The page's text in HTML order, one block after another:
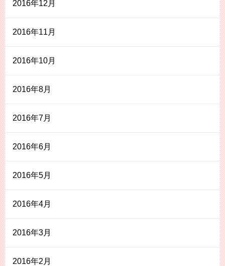
2016年12月
2016年11月
2016年10月
2016年8月
2016年7月
2016年6月
2016年5月
2016年4月
2016年3月
2016年2月